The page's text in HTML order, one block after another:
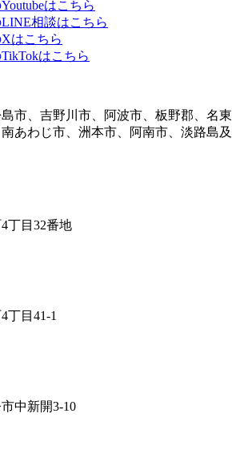
市、吉野川市、阿波市、板野郡、名東
あわじ市、洲本市、阿南市、淡路島及
丁目32番地
丁目41-1
中新開3-10